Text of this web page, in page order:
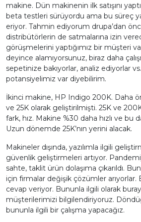
makine. Dün makinenin ilk satışını
beta testleri sürüyordu ama bu süreç
eriyor. Tahmin ediyorum drupa’dan
distribütörlerin de satmalarına izin
görüşmelerini yaptığımız bir müşteri
deyince alamıyorsunuz, biraz daha
sepetinize bakıyorlar, analiz ediyorlar
potansiyelimiz var diyebilirim.
İkinci makine, HP Indigo 200K. Daha
ve 25K olarak geliştirilmişti. 25K ve
fark, hız. Makine %30 daha hızlı ve bu
Uzun dönemde 25K’nın yerini alacak.
Makineler dışında, yazılımla ilgili
güvenlik geliştirmeleri artıyor.
sahte, taklit ürün dolaşıma çıkarıldı.
için firmalar değişik çözümler arıyorlar.
cevap veriyor. Bununla ilgili olarak
müşterilerimizi bilgilendiriyoruz.
bununla ilgili bir çalışma yapacağız.